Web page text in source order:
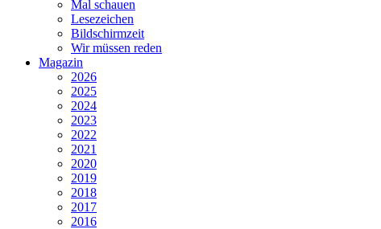
Mal schauen
Lesezeichen
Bildschirmzeit
Wir müssen reden
Magazin
2026
2025
2024
2023
2022
2021
2020
2019
2018
2017
2016